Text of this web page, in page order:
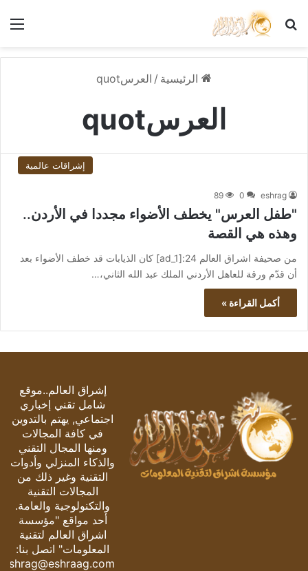
بحث عن
الرئيسية / العرسquot
العرسquot
إشراقات عالمية
eshrag
0
89
"طفل العرس" يخطف الأضواء مجددا في الأردن..
وهذه هي القصة
من صحيفة اشراق العالم 24:[ad_1] كان الذيابات قد خطف الأضواء بعد
أن قدّم ورقة للعاهل الأردني الملك عبد الله الثاني،…
أكمل القراءة »
إشراق العالم..موقع
شامل تقني إخباري
اجتماعي, يهتم بالتدوين
في كافة المجالات
ومنها المجال التقني
والذكاء المنزلي وأدوات
التقنية وغير ذلك من
المجالات التقنية
والتكنولوجية والعامة.
أحد مواقع "مؤسسة
اشراق العالم لتقنية
المعلومات" اتصل بنا:
eshrag@eshraag.com